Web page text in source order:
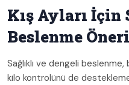
Kış Ayları İçin
Beslenme
Sağlıklı ve dengeli beslenme,
kilo kontrolünü de